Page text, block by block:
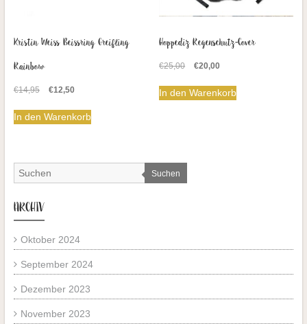
Kristin Weiss Beissring Greifling
Rainbow
€14,95
Ursprünglicher
war:
€14,95
€12,50Aktueller
ist:
€12,50.
In den Warenkorb
Hoppediz Regenschutz-Cover
€25,00
Ursprünglicher
war:
€25,00
€20,00Aktueller
ist:
€20,00.
In den Warenkorb
Suchen
ARCHIV
Oktober 2024
September 2024
Dezember 2023
November 2023